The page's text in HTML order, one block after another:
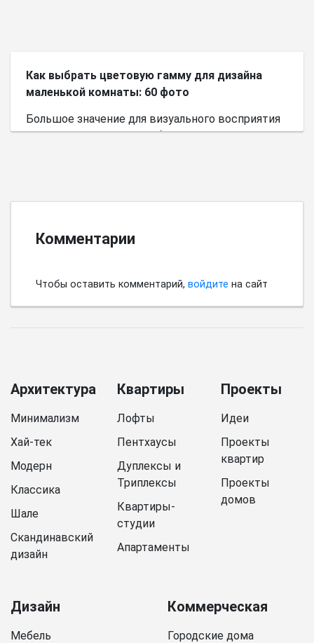
Как выбрать цветовую гамму для дизайна
маленькой комнаты: 60 фото
Большое значение для визуального восприятия
пространства имеет выбор цветовой палитры.
Комментарии
Чтобы оставить комментарий, войдите на сайт
Архитектура
Минимализм
Хай-тек
Модерн
Классика
Шале
Скандинавский
дизайн
Квартиры
Лофты
Пентхаусы
Дуплексы и
Триплексы
Квартиры-
студии
Апартаменты
Проекты
Идеи
Проекты
квартир
Проекты
домов
Дизайн
Мебель
Коммерческая
Городские дома